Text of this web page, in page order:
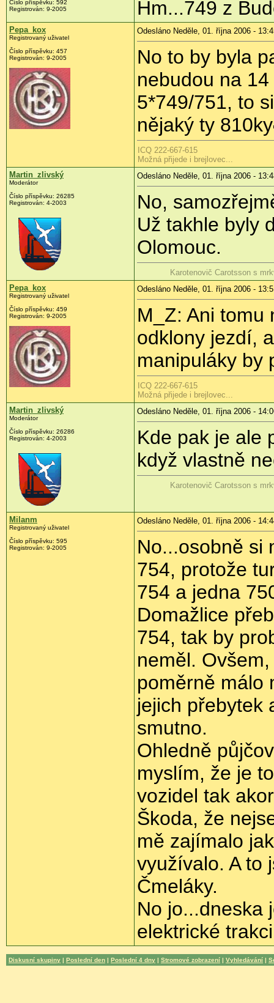
Číslo příspěvku: 592
Registrován: 9-2005
Hm...749 z
Pepa_kox
Registrovaný uživatel
Číslo příspěvku: 457
Registrován: 9-2005
Odesláno Neděle, 01. října 2006 -
No to by byla
nebudou na
5*749/751, to
nějaký ty 810ky
ICQ 222-667-615
Možná přijede i brejlovec...
Martin_zlivský
Moderátor
Číslo příspěvku: 26285
Registrován: 4-2003
Odesláno Neděle, 01. října 2006 -
No,
Už takhle byly
Olomouc.
Karotenovič Carotsson s
Pepa_kox
Registrovaný uživatel
Číslo příspěvku: 459
Registrován: 9-2005
Odesláno Neděle, 01. října 2006 -
M_Z: Ani tomu
odklony jezdí,
manipuláky by
ICQ 222-667-615
Možná přijede i brejlovec...
Martin_zlivský
Moderátor
Číslo příspěvku: 26286
Registrován: 4-2003
Odesláno Neděle, 01. října 2006 -
Kde pak je ale
když vlastně
Karotenovič Carotsson s
Milanm
Registrovaný uživatel
Číslo příspěvku: 595
Registrován: 9-2005
Odesláno Neděle, 01. října 2006 -
No...osobně si
754, protože
754 a jedna
Domažlice
754, tak by
neměl.
poměrně málo
jejich přebytek
smutno.
Ohledně
myslím, že je
vozidel tak
Škoda, že
mě zajímalo
využívalo. A to
Čmeláky.
No jo...dneska
elektrické
Diskusní skupiny | Poslední den | Poslední 4 dny | Stromové zobrazení | Vyhledávání |